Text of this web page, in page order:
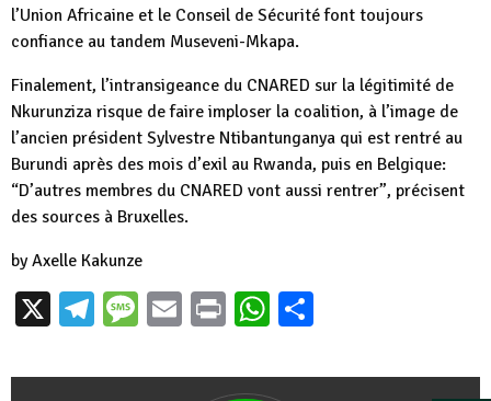
l’Union Africaine et le Conseil de Sécurité font toujours
confiance au tandem Museveni-Mkapa.
Finalement, l’intransigeance du CNARED sur la légitimité de
Nkurunziza risque de faire imploser la coalition, à l’image de
l’ancien président Sylvestre Ntibantunganya qui est rentré au
Burundi après des mois d’exil au Rwanda, puis en Belgique:
“D’autres membres du CNARED vont aussi rentrer”, précisent
des sources à Bruxelles.
by Axelle Kakunze
X Telegram
Message
EmailPrintWhatsApp